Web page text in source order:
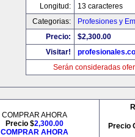
Longitud:
13 caracteres
Categorias:
Profesiones y
Precio:
$2,300.00
Visitar!
Serán consideradas
COMPRAR AHORA
Precio $2,300.00
COMPRAR AHORA
Precio